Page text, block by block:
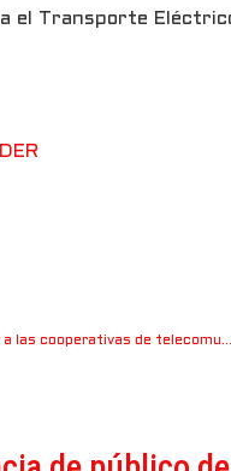
el Transporte
Por qué las diferencias entre Telecom, Telecentro y el Enacom puede afectar a las cooperativas de telecomunicaciones